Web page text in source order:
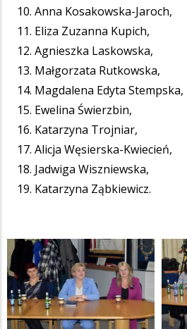
Anna Kosakowska-Jaroch,
Eliza Zuzanna Kupich,
Agnieszka Laskowska,
Małgorzata Rutkowska,
Magdalena Edyta Stempska,
Ewelina Świerzbin,
Katarzyna Trojniar,
Alicja Węsierska-Kwiecień,
Jadwiga Wiszniewska,
Katarzyna Ząbkiewicz.